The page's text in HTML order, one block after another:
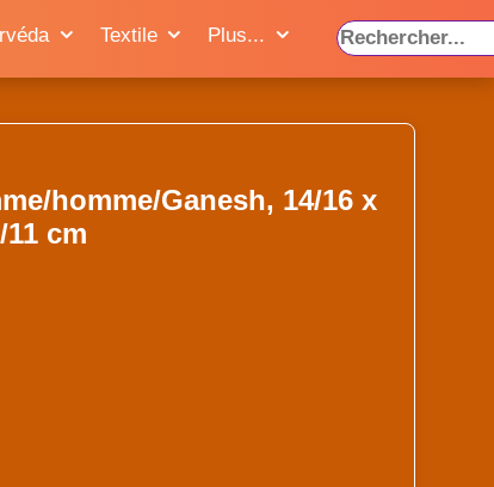
Textile Plus...
homme/Ganesh, 14/16 x
11 cm